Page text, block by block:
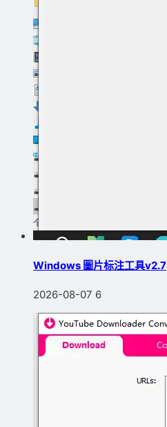
Windows 圖片标注工具v2.7
2026-08-07 6